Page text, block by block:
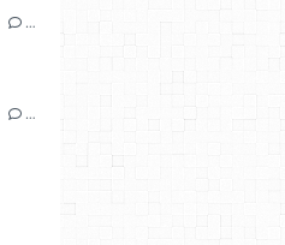
…
…